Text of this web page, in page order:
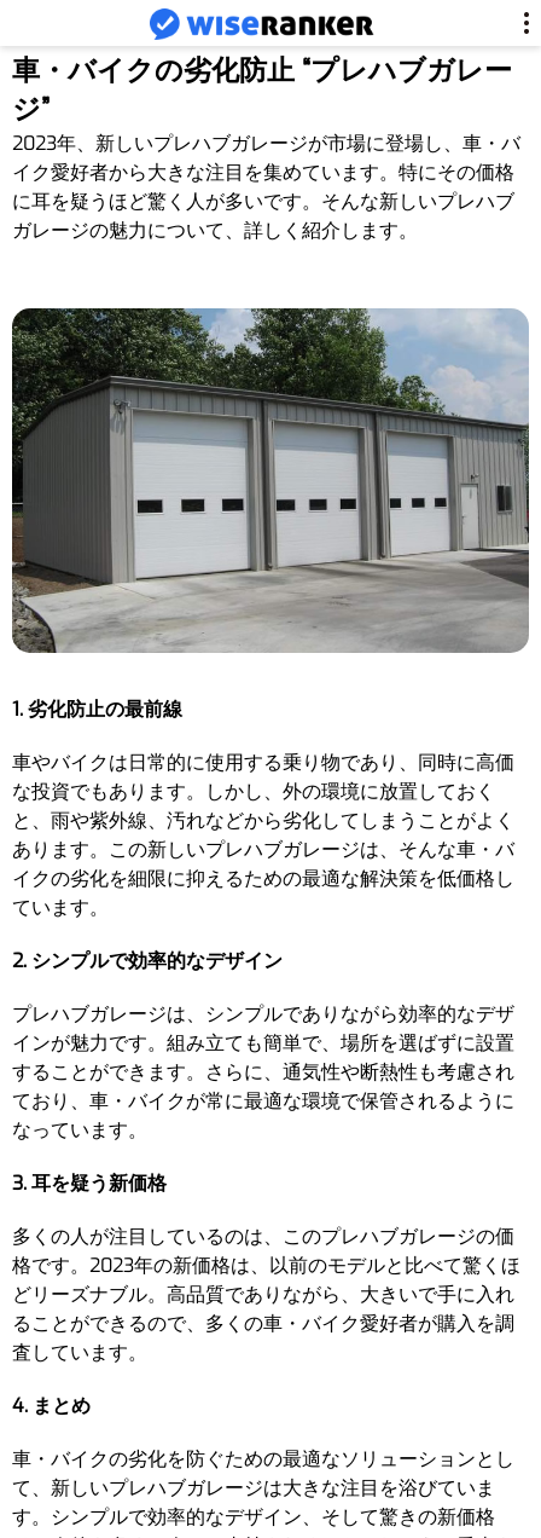
車・バイクの劣化防止 “プレハブガレー
ジ”
2023年、新しいプレハブガレージが市場に登場し、車・バ
イク愛好者から大きな注目を集めています。特にその価格
に耳を疑うほど驚く人が多いです。そんな新しいプレハブ
ガレージの魅力について、詳しく紹介します。
1. 劣化防止の最前線
車やバイクは日常的に使用する乗り物であり、同時に高価
な投資でもあります。しかし、外の環境に放置しておく
と、雨や紫外線、汚れなどから劣化してしまうことがよく
あります。この新しいプレハブガレージは、そんな車・バ
イクの劣化を細限に抑えるための最適な解決策を低価格し
ています。
2. シンプルで効率的なデザイン
プレハブガレージは、シンプルでありながら効率的なデザ
インが魅力です。組み立ても簡単で、場所を選ばずに設置
することができます。さらに、通気性や断熱性も考慮され
ており、車・バイクが常に最適な環境で保管されるように
なっています。
3. 耳を疑う新価格
多くの人が注目しているのは、このプレハブガレージの価
格です。2023年の新価格は、以前のモデルと比べて驚くほ
どリーズナブル。高品質でありながら、大きいで手に入れ
ることができるので、多くの車・バイク愛好者が購入を調
査しています。
4. まとめ
車・バイクの劣化を防ぐための最適なソリューションとし
て、新しいプレハブガレージは大きな注目を浴びていま
す。シンプルで効率的なデザイン、そして驚きの新価格